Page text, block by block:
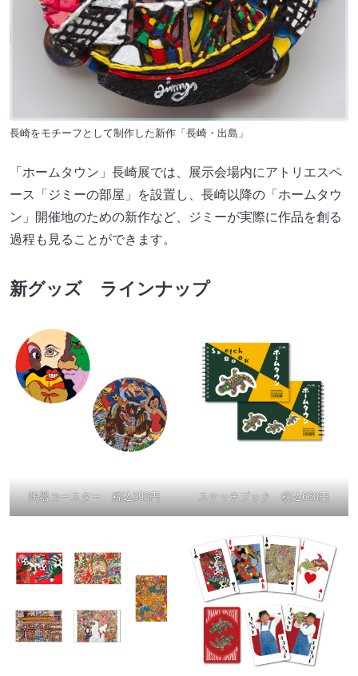
長崎をモチーフとして制作した新作「長崎・出島」
「ホームタウン」長崎展では、展示会場内にアトリエスペ
ース「ジミーの部屋」を設置し、長崎以降の「ホームタウ
ン」開催地のための新作など、ジミーが実際に作品を創る
過程も見ることができます。
新グッズ ラインナップ
陶器コースター 税込990円 スケッチブック 税込660円